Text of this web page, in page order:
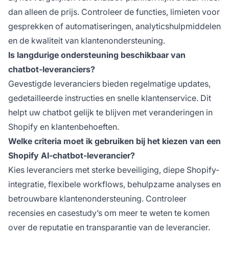
dan alleen de prijs. Controleer de functies, limieten voor
gesprekken of automatiseringen, analyticshulpmiddelen
en de kwaliteit van klantenondersteuning.
Is langdurige ondersteuning beschikbaar van
chatbot-leveranciers?
Gevestigde leveranciers bieden regelmatige updates,
gedetailleerde instructies en snelle klantenservice. Dit
helpt uw chatbot gelijk te blijven met veranderingen in
Shopify en klantenbehoeften.
Welke criteria moet ik gebruiken bij het kiezen van een
Shopify AI-chatbot-leverancier?
Kies leveranciers met sterke beveiliging, diepe Shopify-
integratie, flexibele workflows, behulpzame analyses en
betrouwbare klantenondersteuning. Controleer
recensies en casestudy’s om meer te weten te komen
over de reputatie en transparantie van de leverancier.